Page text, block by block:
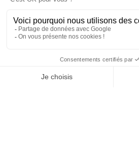
HORAIRES D'OUVERTURE
Copyright © 2026 Kayman Offroad